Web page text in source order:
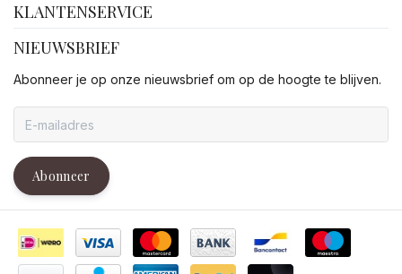
KLANTENSERVICE
NIEUWSBRIEF
Abonneer je op onze nieuwsbrief om op de hoogte te blijven.
Abonneer